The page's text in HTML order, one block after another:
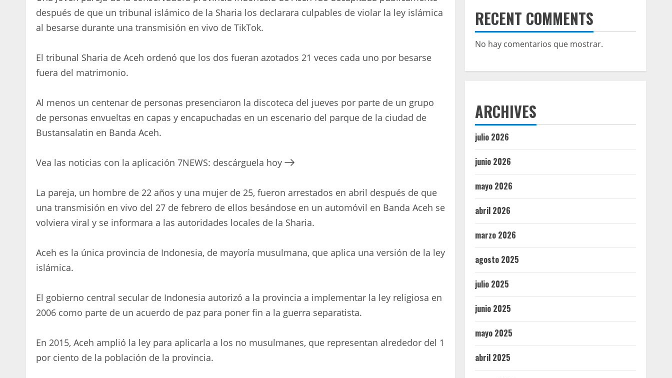
después de que un tribunal islámico de la Sharia los declarara culpables de violar la ley islámica
al besarse durante una transmisión en vivo de TikTok.
El tribunal Sharia de Aceh ordenó que los dos fueran azotados 21 veces cada uno por besarse
fuera del matrimonio.
Al menos un centenar de personas presenciaron la discoteca del jueves por parte de un grupo
de personas envueltas en capas y encapuchadas en un escenario del parque de la ciudad de
Bustansalatin en Banda Aceh.
Vea las noticias con la aplicación 7NEWS: descárguela hoy
La pareja, un hombre de 22 años y una mujer de 25, fueron arrestados en abril después de que
una transmisión en vivo del 27 de febrero de ellos besándose en un automóvil en Banda Aceh se
volviera viral y se informara a las autoridades locales de la Sharia.
Aceh es la única provincia de Indonesia, de mayoría musulmana, que aplica una versión de la ley
islámica.
El gobierno central secular de Indonesia autorizó a la provincia a implementar la ley religiosa en
2006 como parte de un acuerdo de paz para poner fin a la guerra separatista.
En 2015, Aceh amplió la ley para aplicarla a los no musulmanes, que representan alrededor del 1
por ciento de la población de la provincia.
RECENT COMMENTS
No hay comentarios que mostrar.
ARCHIVES
julio 2026
junio 2026
mayo 2026
abril 2026
marzo 2026
agosto 2025
julio 2025
junio 2025
mayo 2025
abril 2025